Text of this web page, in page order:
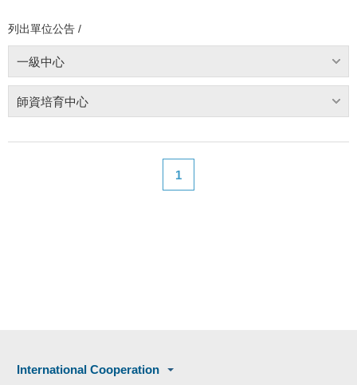
列出單位公告 /
一級中心
師資培育中心
1
International Cooperation